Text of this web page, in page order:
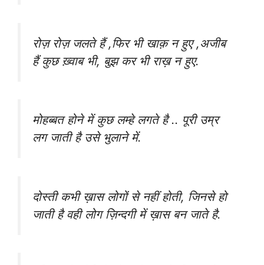
रोज़ रोज़ जलते हैं ,फिर भी खाक़ न हुए ,अजीब
हैं कुछ ख़्वाब भी, बुझ कर भी राख़ न हुए.
मोहब्बत होने में कुछ लम्हे लगते है .. पूरी उम्र
लग जाती है उसे भुलाने में.
दोस्ती कभी ख़ास लोगों से नहीं होती, जिनसे हो
जाती है वही लोग ज़िन्दगी में ख़ास बन जाते है.